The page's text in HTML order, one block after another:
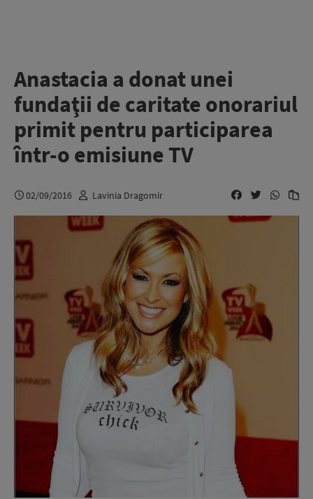
Anastacia a donat unei
fundaţii de caritate onorariul
primit pentru participarea
într-o emisiune TV
02/09/2016 Lavinia Dragomir